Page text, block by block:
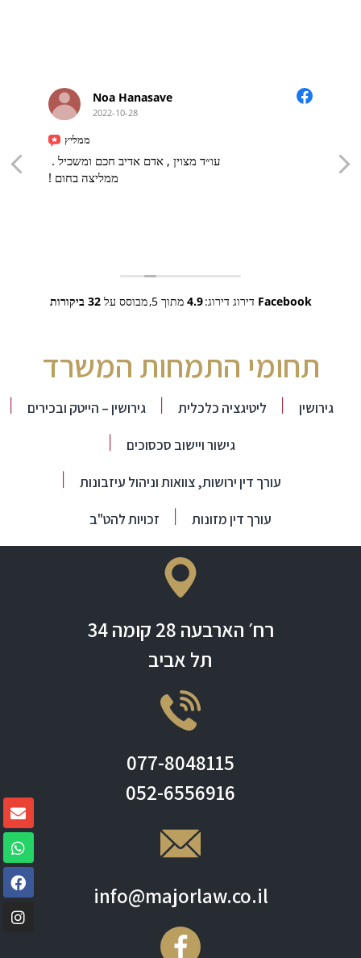
Noa Hanasave
2022-10-28
ממליץ
עו״ד מצוין , אדם אדיב חכם ומשכיל .
ממליצה בחום !
Facebook דירוג דירוג:4.9 מתוך 5, מבוסס על32 ביקורות
תחומי התמחות המשרד
גירושין ליטיגציה כלכלית
גירושין – הייטק ובכירים
גישור ויישוב סכסוכים
עורך דין ירושות, צוואות וניהול עיזבונות
עורך דין מזונות
זכויות להט"ב
רח׳ הארבעה 28 קומה 34
תל אביב
077-8048115
052-6556916
info@majorlaw.co.il